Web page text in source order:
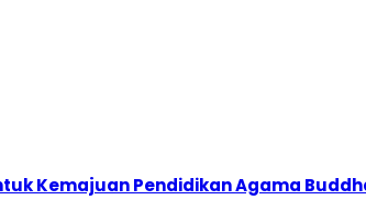
Kemajuan Pendidikan Agama